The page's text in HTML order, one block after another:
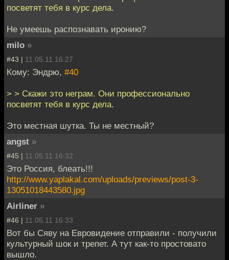
посветят тебя в курс дела.
Не умеешь распознавать иронию?
milo »
#43 | 11.05.11 16:27
Кому: Эндрю, #40
> > Скажи это неграм. Они профессионально
посветят тебя в курс дела.
Это местная шутка. Ты не местный?
angst »
#45 | 11.05.11 16:32
Это Россия, блеать!!!
http://www.yaplakal.com/uploads/previews/post-3-
13051018443580.jpg
Airliner »
#46 | 11.05.11 16:33
Вот бы Сяву на Евровидение отправили - получили
культурный шок и трепет. А тут как-то простовато
вышло.